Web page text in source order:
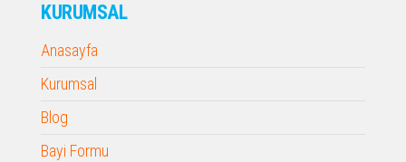
KURUMSAL
Anasayfa
Kurumsal
Blog
Bayi Formu